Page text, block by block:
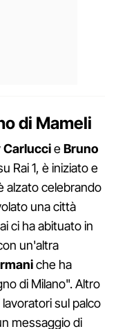
di Mameli
CarluccieBruno
Rai 1, è iniziato e
alzato celebrando
una città
ci ha abituato in
un'altra
che ha
di Milano". Altro
sul palco
messaggio di